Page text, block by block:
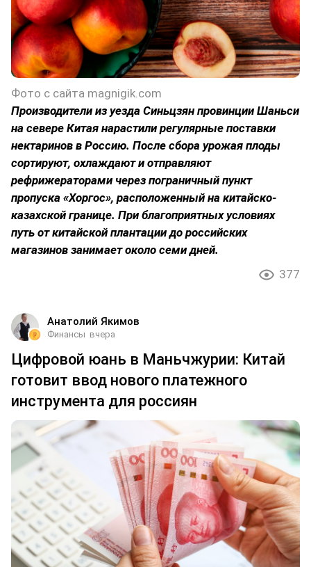
Фото с сайта magnigik.com
Производители из уезда Синьцзян провинции Шаньси
на севере Китая нарастили регулярные поставки
нектаринов в Россию. После сбора урожая плоды
сортируют, охлаждают и отправляют
рефрижераторами через пограничный пункт
пропуска «Хоргос», расположенный на китайско-
казахской границе. При благоприятных условиях
путь от китайской плантации до российских
магазинов занимает около семи дней.
377
Анатолий Якимов
Финансы вчера
Цифровой юань в Маньчжурии: Китай
готовит ввод нового платежного
инструмента для россиян